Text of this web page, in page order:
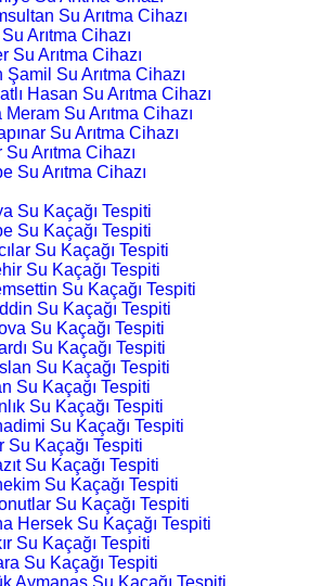
Su Arıtma Cihazı
Arıtma Cihazı
Su Arıtma Cihazı
Şamil Su Arıtma Cihazı
Hasan Su Arıtma Cihazı
Meram Su Arıtma Cihazı
Su Arıtma Cihazı
Su Arıtma Cihazı
Su Arıtma Cihazı
Su Kaçağı Tespiti
Su Kaçağı Tespiti
Su Kaçağı Tespiti
Su Kaçağı Tespiti
Su Kaçağı Tespiti
Su Kaçağı Tespiti
Su Kaçağı Tespiti
Su Kaçağı Tespiti
Su Kaçağı Tespiti
Su Kaçağı Tespiti
Su Kaçağı Tespiti
Su Kaçağı Tespiti
Su Kaçağı Tespiti
Su Kaçağı Tespiti
Su Kaçağı Tespiti
Su Kaçağı Tespiti
Hersek Su Kaçağı Tespiti
Su Kaçağı Tespiti
Su Kaçağı Tespiti